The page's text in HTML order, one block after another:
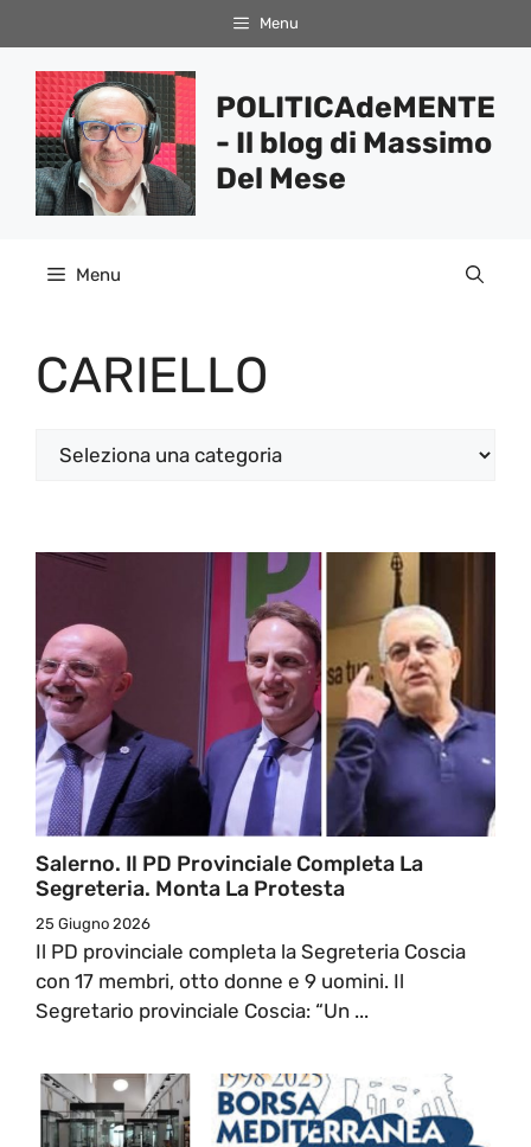
al
contenuto
Menu
POLITICAdeMENTE
- Il blog di Massimo
Del Mese
Menu
CARIELLO
Categorie
Salerno. Il PD Provinciale Completa La
Segreteria. Monta La Protesta
25 Giugno 2026
Il PD provinciale completa la Segreteria Coscia
con 17 membri, otto donne e 9 uomini. Il
Segretario provinciale Coscia: “Un ...